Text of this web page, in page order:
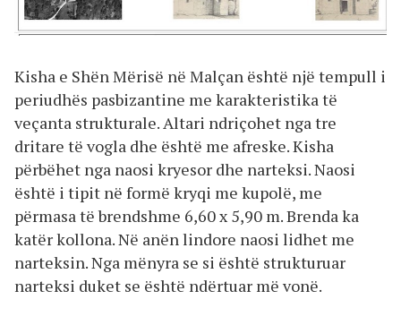
Kisha e Shën Mërisë në Malçan është një tempull i
periudhës pasbizantine me karakteristika të
veçanta strukturale. Altari ndriçohet nga tre
dritare të vogla dhe është me afreske. Kisha
përbëhet nga naosi kryesor dhe narteksi. Naosi
është i tipit në formë kryqi me kupolë, me
përmasa të brendshme 6,60 x 5,90 m. Brenda ka
katër kollona. Në anën lindore naosi lidhet me
narteksin. Nga mënyra se si është strukturuar
narteksi duket se është ndërtuar më vonë.